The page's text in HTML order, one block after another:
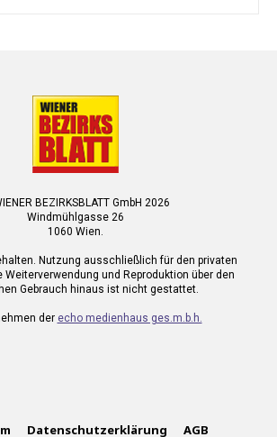
BEZIRKSBLATT GmbH 2026
Windmühlgasse 26
1060 Wien.
Nutzung ausschließlich für den privaten
Weiterverwendung und Reproduktion über den
Gebrauch hinaus ist nicht gestattet.
der echo medienhaus ges.m.b.h.
Datenschutzerklärung AGB